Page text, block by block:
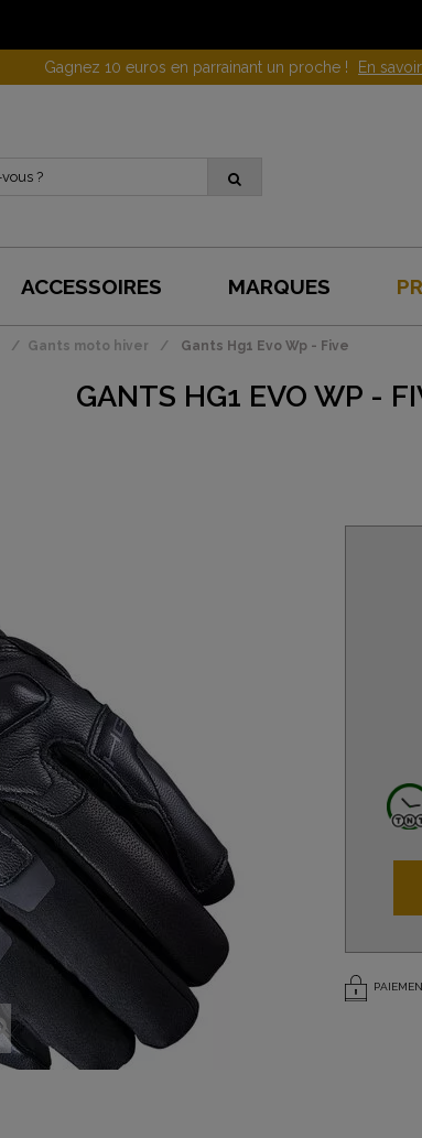
Gagnez 10 euros en parrainant un proche ! En
ACCESSOIRES MARQUES
Gants moto hiver Gants Hg1 Evo Wp - Five
GANTS HG1 EVO WP -